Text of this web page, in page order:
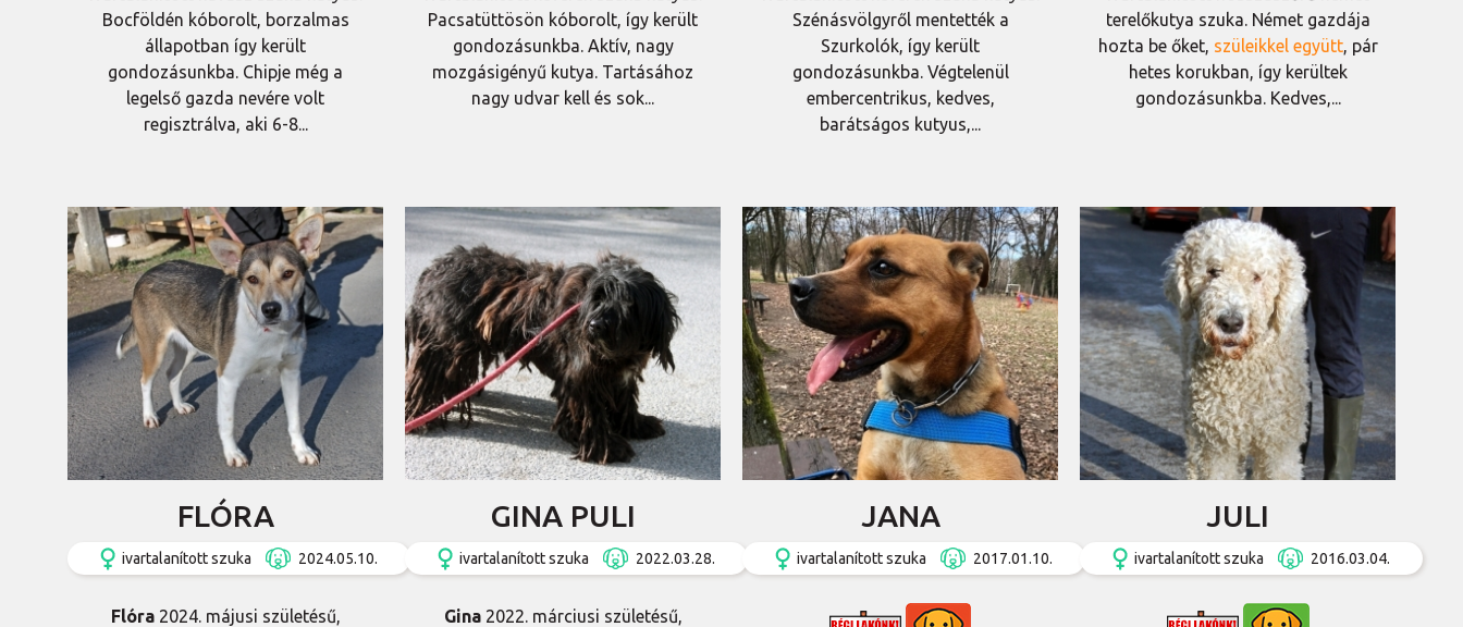
Bocföldén kóborolt, borzalmas
állapotban így került
gondozásunkba. Chipje még a
legelső gazda nevére volt
regisztrálva, aki 6-8...
Pacsatüttösön kóborolt, így került
gondozásunkba. Aktív, nagy
mozgásigényű kutya. Tartásához
nagy udvar kell és sok...
Szénásvölgyről mentették a
Szurkolók, így került
gondozásunkba. Végtelenül
embercentrikus, kedves,
barátságos kutyus,...
terelőkutya szuka. Német gazdája
hozta be őket, szüleikkel együtt, pár
hetes korukban, így kerültek
gondozásunkba. Kedves,...
FLÓRA
ivartalanított szuka 2024.05.10.
Flóra2024. májusi születésű,
GINA PULI
ivartalanított szuka 2022.03.28.
Gina2022. márciusi születésű,
JANA
ivartalanított szuka 2017.01.10.
JULI
ivartalanított szuka 2016.03.04.